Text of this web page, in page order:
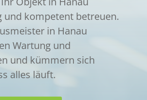
und kompetent betreuen.
in Hanau
Wartung und
und kümmern sich
alles läuft.